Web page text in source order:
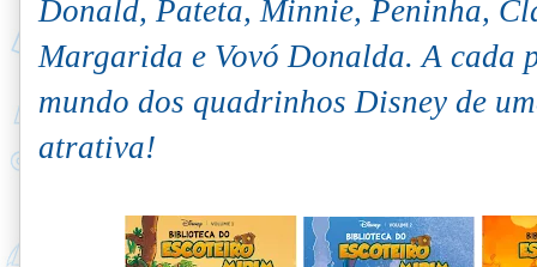
Donald, Pateta, Minnie, Peninha,
Margarida e Vovó Donalda. A cada
mundo dos quadrinhos Disney de
atrativa!